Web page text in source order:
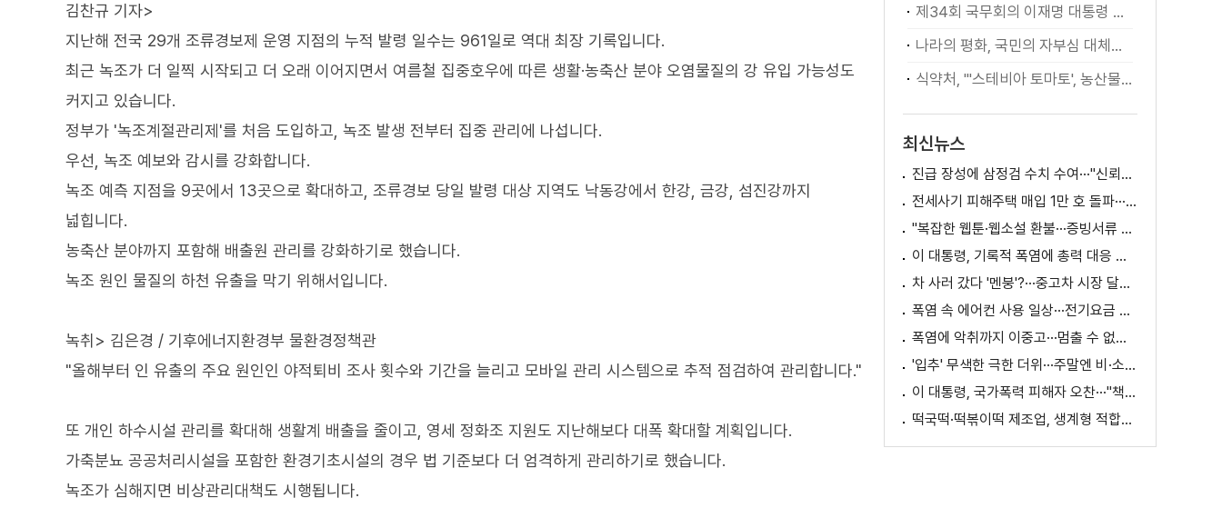
김찬규 기자>
지난해 전국 29개 조류경보제 운영 지점의 누적 발령 일수는 961일로 역대 최장 기록입니다.
최근 녹조가 더 일찍 시작되고 더 오래 이어지면서 여름철 집중호우에 따른 생활·농축산 분야 오염물질의 강 유입 가능성도
커지고 있습니다.
정부가 '녹조계절관리제'를 처음 도입하고, 녹조 발생 전부터 집중 관리에 나섭니다.
우선, 녹조 예보와 감시를 강화합니다.
녹조 예측 지점을 9곳에서 13곳으로 확대하고, 조류경보 당일 발령 대상 지역도 낙동강에서 한강, 금강, 섬진강까지
넓힙니다.
농축산 분야까지 포함해 배출원 관리를 강화하기로 했습니다.
녹조 원인 물질의 하천 유출을 막기 위해서입니다.
녹취> 김은경 / 기후에너지환경부 물환경정책관
"올해부터 인 유출의 주요 원인인 야적퇴비 조사 횟수와 기간을 늘리고 모바일 관리 시스템으로 추적 점검하여 관리합니다."
또 개인 하수시설 관리를 확대해 생활계 배출을 줄이고, 영세 정화조 지원도 지난해보다 대폭 확대할 계획입니다.
가축분뇨 공공처리시설을 포함한 환경기초시설의 경우 법 기준보다 더 엄격하게 관리하기로 했습니다.
녹조가 심해지면 비상관리대책도 시행됩니다.
제34회 국무회의 이재명 대통령 모두발언
나라의 평화, 국민의 자부심 대체불가 대한민국 이재명 대통령 모두말씀
식약처, "'스테비아 토마토', 농산물 아닌 가공식품"
최신뉴스
진급 장성에 삼정검 수치 수여···"신뢰회복 애써달라"
전세사기 피해주택 매입 1만 호 돌파···피해 지원 속도
"복잡한 웹툰·웹소설 환불···증빙서류 요구까지"
이 대통령, 기록적 폭염에 총력 대응 지시 [외신에 비친 한국]
차 사러 갔다 '멘붕'?···중고차 시장 달라진다
폭염 속 에어컨 사용 일상···전기요금 줄이려면?
폭염에 악취까지 이중고···멈출 수 없는 필수노동
'입추' 무색한 극한 더위···주말엔 비·소나기
이 대통령, 국가폭력 피해자 오찬···"책임지고 치유"
떡국떡·떡볶이떡 제조업, 생계형 적합업종 재지정